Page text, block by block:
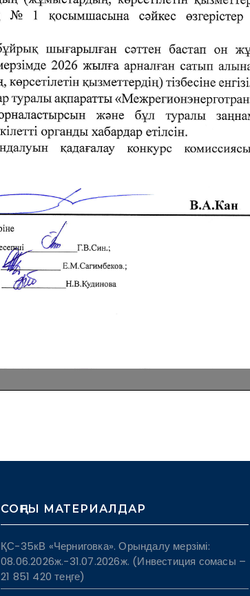
СОҢҒЫ МАТЕРИАЛДАР
ҚС-35кВ «Черниговка». Орындалу мерзімі:
08.06.2026ж.-31.07.2026ж. (Инвестиция сомасы –
21 851 420 теңге)